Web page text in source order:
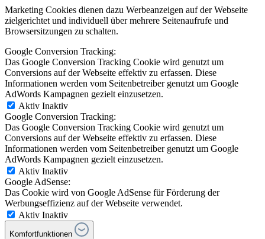
Marketing Cookies dienen dazu Werbeanzeigen auf der Webseite
zielgerichtet und individuell über mehrere Seitenaufrufe und
Browsersitzungen zu schalten.
Google Conversion Tracking:
Das Google Conversion Tracking Cookie wird genutzt um
Conversions auf der Webseite effektiv zu erfassen. Diese
Informationen werden vom Seitenbetreiber genutzt um Google
AdWords Kampagnen gezielt einzusetzen.
Aktiv Inaktiv
Google Conversion Tracking:
Das Google Conversion Tracking Cookie wird genutzt um
Conversions auf der Webseite effektiv zu erfassen. Diese
Informationen werden vom Seitenbetreiber genutzt um Google
AdWords Kampagnen gezielt einzusetzen.
Aktiv Inaktiv
Google AdSense:
Das Cookie wird von Google AdSense für Förderung der
Werbungseffizienz auf der Webseite verwendet.
Aktiv Inaktiv
Komfortfunktionen